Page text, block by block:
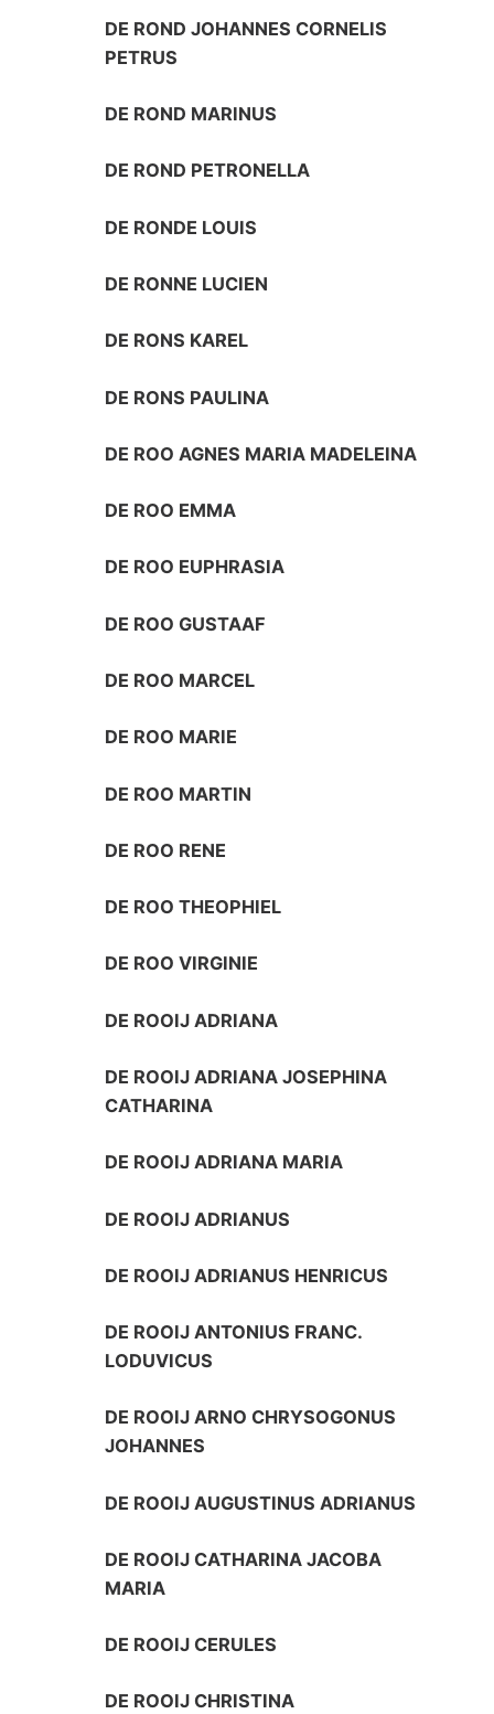
DE ROND JOHANNES CORNELIS
PETRUS
DE ROND MARINUS
DE ROND PETRONELLA
DE RONDE LOUIS
DE RONNE LUCIEN
DE RONS KAREL
DE RONS PAULINA
DE ROO AGNES MARIA MADELEINA
DE ROO EMMA
DE ROO EUPHRASIA
DE ROO GUSTAAF
DE ROO MARCEL
DE ROO MARIE
DE ROO MARTIN
DE ROO RENE
DE ROO THEOPHIEL
DE ROO VIRGINIE
DE ROOIJ ADRIANA
DE ROOIJ ADRIANA JOSEPHINA
CATHARINA
DE ROOIJ ADRIANA MARIA
DE ROOIJ ADRIANUS
DE ROOIJ ADRIANUS HENRICUS
DE ROOIJ ANTONIUS FRANC.
LODUVICUS
DE ROOIJ ARNO CHRYSOGONUS
JOHANNES
DE ROOIJ AUGUSTINUS ADRIANUS
DE ROOIJ CATHARINA JACOBA
MARIA
DE ROOIJ CERULES
DE ROOIJ CHRISTINA